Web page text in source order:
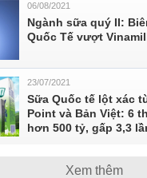
06/08/2021
Ngành sữa quý II:
Quốc Tế vượt
23/07/2021
Sữa Quốc tế lột xác
Point và Bản Việt: 6
hơn 500 tỷ, gấp 3,3
Xem thêm